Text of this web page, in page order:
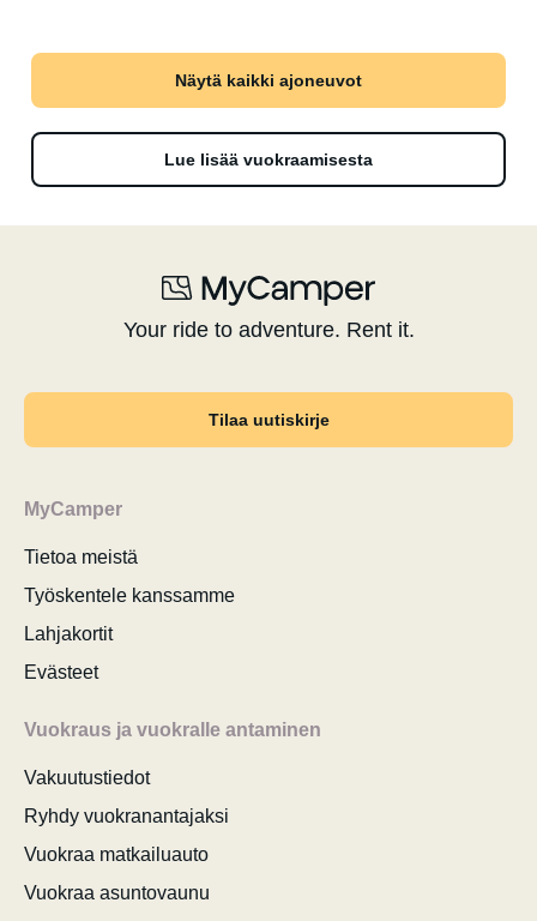
Näytä kaikki ajoneuvot
Lue lisää vuokraamisesta
Your ride to adventure. Rent it.
Tilaa uutiskirje
MyCamper
Tietoa meistä
Työskentele kanssamme
Lahjakortit
Evästeet
Vuokraus ja vuokralle antaminen
Vakuutustiedot
Ryhdy vuokranantajaksi
Vuokraa matkailuauto
Vuokraa asuntovaunu